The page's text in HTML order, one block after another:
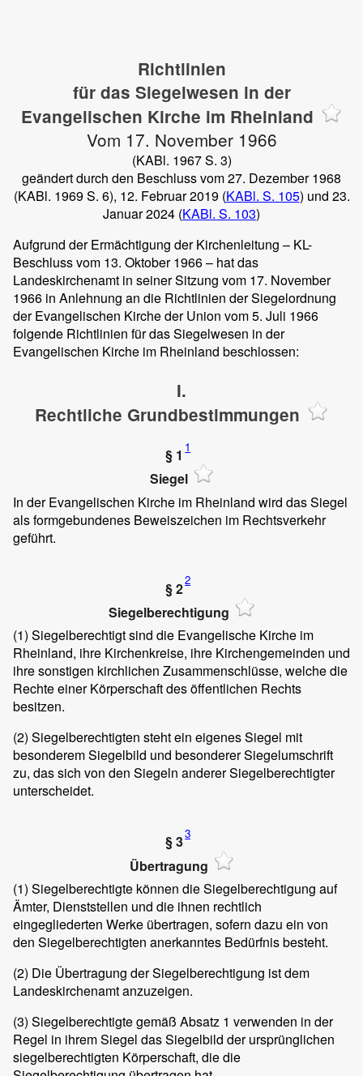
Richtlinien
für das Siegelwesen in der
Evangelischen Kirche im Rheinland
Vom 17. November 1966
(KABl. 1967 S. 3)
geändert durch den Beschluss vom 27. Dezember 1968
(KABl. 1969 S. 6), 12. Februar 2019 (KABl. S. 105) und 23.
Januar 2024 (KABl. S. 103)
Aufgrund der Ermächtigung der Kirchenleitung – KL-
Beschluss vom 13. Oktober 1966 – hat das
Landeskirchenamt in seiner Sitzung vom 17. November
1966 in Anlehnung an die Richtlinien der Siegelordnung
der Evangelischen Kirche der Union vom 5. Juli 1966
folgende Richtlinien für das Siegelwesen in der
Evangelischen Kirche im Rheinland beschlossen:
I.
Rechtliche Grundbestimmungen
§ 1 1
Siegel
In der Evangelischen Kirche im Rheinland wird das Siegel
als formgebundenes Beweiszeichen im Rechtsverkehr
geführt.
§ 22
Siegelberechtigung
(1) Siegelberechtigt sind die Evangelische Kirche im
Rheinland, ihre Kirchenkreise, ihre Kirchengemeinden und
ihre sonstigen kirchlichen Zusammenschlüsse, welche die
Rechte einer Körperschaft des öffentlichen Rechts
besitzen.
(2) Siegelberechtigten steht ein eigenes Siegel mit
besonderem Siegelbild und besonderer Siegelumschrift
zu, das sich von den Siegeln anderer Siegelberechtigter
unterscheidet.
§ 33
Übertragung
(1) Siegelberechtigte können die Siegelberechtigung auf
Ämter, Dienststellen und die ihnen rechtlich
eingegliederten Werke übertragen, sofern dazu ein von
den Siegelberechtigten anerkanntes Bedürfnis besteht.
(2) Die Übertragung der Siegelberechtigung ist dem
Landeskirchenamt anzuzeigen.
(3) Siegelberechtigte gemäß Absatz 1 verwenden in der
Regel in ihrem Siegel das Siegelbild der ursprünglichen
siegelberechtigten Körperschaft, die die